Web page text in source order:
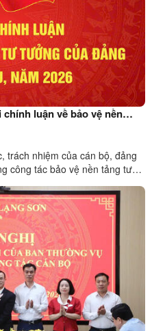
luận về bảo vệ nền
trách nhiệm của cán bộ, đảng
công tác bảo vệ nền tảng tư
tảng tư tưởng của Đảng
Đảng Trung ...